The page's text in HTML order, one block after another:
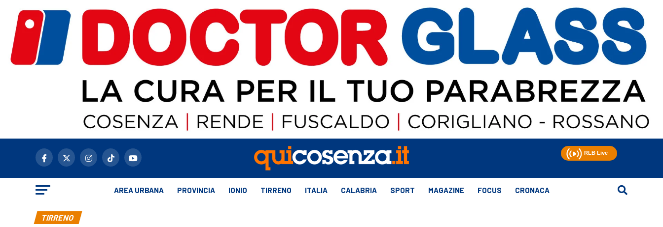
AREA URBANA PROVINCIA IONIO TIRRENO ITALIA CALABRIA SPORT MAGAZINE FOCUS CRONACA
TIRRENO